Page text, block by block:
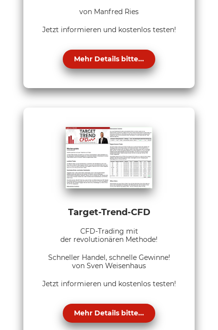
von Manfred Ries
Jetzt informieren und kostenlos testen!
Mehr Details bitte...
Target-Trend-CFD
CFD-Trading mit
der revolutionären Methode!
Schneller Handel, schnelle Gewinne!
von Sven Weisenhaus
Jetzt informieren und kostenlos testen!
Mehr Details bitte...